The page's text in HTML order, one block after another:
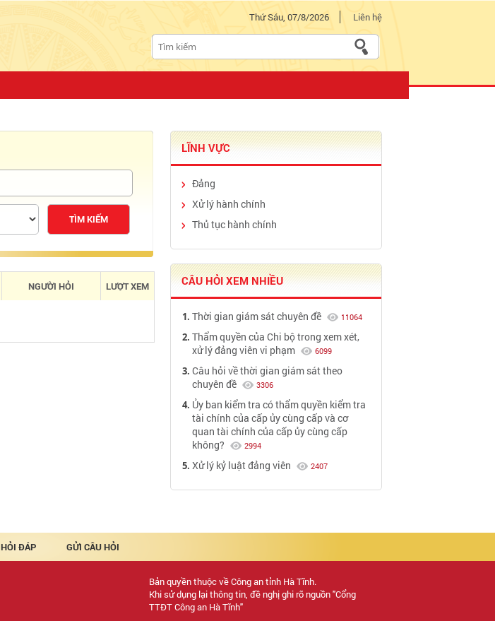
Thứ Sáu, 07/8/2026 Liên hệ
TÌM KIẾM
NGƯỜI HỎI LƯỢT XEM
LĨNH VỰC
Đảng
Xử lý hành chính
Thủ tục hành chính
CÂU HỎI XEM NHIỀU
Thời gian giám sát chuyên đề 11064
Thẩm quyền của Chi bộ trong xem xét,
xử lý đảng viên vi phạm
6099
Câu hỏi về thời gian giám sát theo
chuyên đề
3306
Ủy ban kiểm tra có thẩm quyền kiểm tra
tài chính của cấp ủy cùng cấp và cơ
quan tài chính của cấp ủy cùng cấp
không?
2994
Xử lý kỷ luật đảng viên 2407
HỎI ĐÁP GỬI CÂU HỎI
Bản quyền thuộc về Công an tỉnh Hà Tĩnh.
Khi sử dụng lại thông tin, đề nghị ghi rõ nguồn "Cổng
TTĐT Công an Hà Tĩnh"